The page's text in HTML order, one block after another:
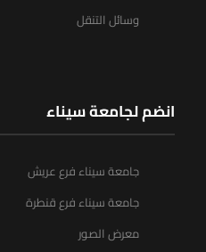
وسائل التنقل
انضم لجامعة سيناء
جامعة سيناء فرع عريش
جامعة سيناء فرع قنطرة
معرض الصور